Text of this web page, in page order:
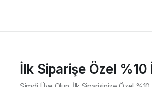
İlk Siparişe Özel